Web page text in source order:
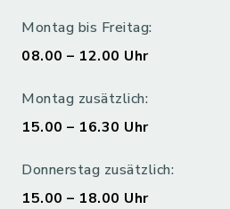
Montag bis Freitag:
08.00 – 12.00 Uhr
Montag zusätzlich:
15.00 – 16.30 Uhr
Donnerstag zusätzlich:
15.00 – 18.00 Uhr